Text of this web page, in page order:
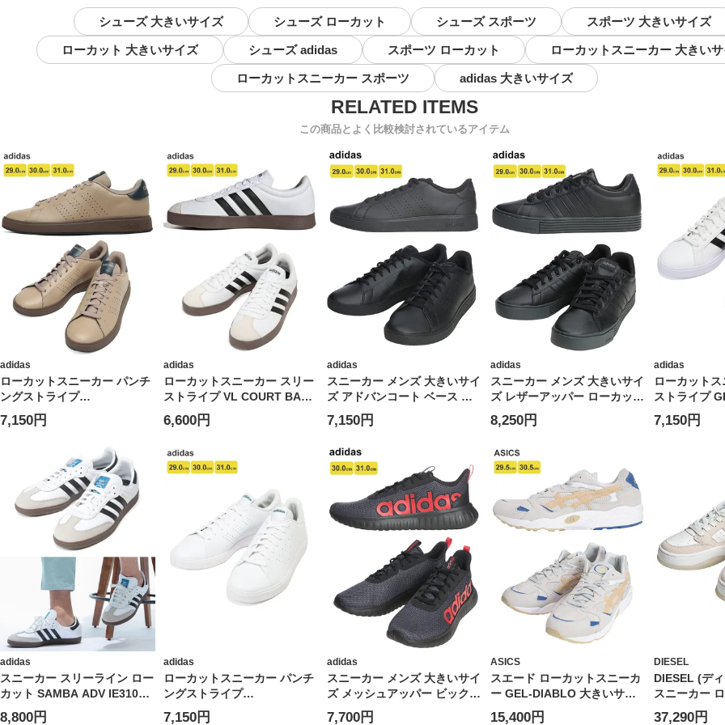
シューズ 大きいサイズ シューズ ローカット シューズ スポーツ スポーツ 大きいサイズ
ローカット 大きいサイズ シューズ adidas スポーツ ローカット ローカットスニーカー 大きい
ローカットスニーカー スポーツ adidas 大きいサイズ
この商品とよく比較検討されているアイテム
adidas
ローカットスニーカー パンチ
ングストライプ
ADVANCOURT BASE 2.0 U
OOH96 シューズ 靴 タウンユ
7,150円
adidas
ローカットスニーカー スリー
ストライプ VL COURT BASE
NLF52 シューズ 靴 タウンユ
ース デイリーユース 大きいサ
6,600円
adidas
スニーカー メンズ 大きいサイ
ズ アドバンコート ベース ロ
ーカットスニーカー
ADVANCOURT BASE 2.0 U
ポーツ
7,150円
adidas
スニーカー メンズ 大きいサイ
ズ レザーアッパー ローカット
スニーカー デイリー DAILY
4.0 U 靴 ローカット ランニン
8,250円
adidas
ローカット
ストライプ
BASE 2.0 U
靴 タウンユ
7,150円
adidas
スニーカー スリーライン ロー
カット SAMBA ADV IE3100
シューズ 靴 スポーツ 大きい
8,800円
adidas
ローカットスニーカー パンチ
ングストライプ
ADVANCOURT BASE 2.0 U
7,150円
adidas
スニーカー メンズ 大きいサイ
ズ メッシュアッパー ビックロ
ゴ ローカットスニーカー AD
7,700円
ASICS
スエード ローカットスニーカ
ー GEL-DIABLO 大きいサイ
ズ メンズ
15,400円
DIESEL
DIESEL (デ
スニーカー
ローカット
37,290円